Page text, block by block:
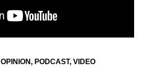
OPINION PODCAST VIDEO